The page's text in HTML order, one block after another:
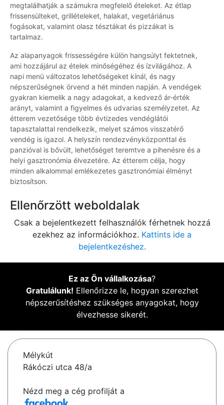
megtalálhatják a számukra megfelelő ételeket. Az étlap
frissensülteket, grillételeket, halakat, vegetáriánus
fogásokat, valamint olasz tésztákat és pizzákat is
tartalmaz.
Az alapanyagok frissességére külön hangsúlyt fektetnek,
ami hozzájárul az ételek minőségéhez és ízvilágához. A
napi menü változatos lehetőségeket kínál, és nagy
népszerűségnek örvend a hét minden napján. A vendégek
gyakran kiemelik a nagy adagokat, a kedvező ár-érték
arányt, valamint a figyelmes és udvarias személyzetet. Az
étterem vezetősége több évtizedes vendéglátói
tapasztalattal rendelkezik, melyet számos visszatérő
vendég is igazol. A helyszín rendezvényközponttal és
panzióval is bővült, lehetőséget teremtve a pihenésre és a
helyi gasztronómia élvezetére. Az étterem célja, hogy
minden alkalommal emlékezetes gasztronómiai élményt
biztosítson.
Ellenőrzött weboldalak
Csak a bejelentkezett felhasználók férhetnek hozzá
ezekhez az információkhoz. Kattints ide a
bejelentkezéshez.
Ez az Ön vállalkozása?
Gratulálunk! Ellenőrizze le, hogyan szerezhet
népszerűsítéshez szükséges anyagokat, hogy
élvezhesse sikerét.
Mélykút
Rákóczi utca 48/a
Nézd meg a cég profilját a